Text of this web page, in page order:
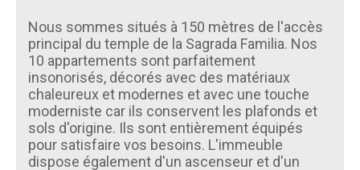
Nous sommes situés à 150 mètres de l'accès
principal du temple de la Sagrada Familia. Nos
10 appartements sont parfaitement
insonorisés, décorés avec des matériaux
chaleureux et modernes et avec une touche
moderniste car ils conservent les plafonds et
sols d'origine. Ils sont entièrement équipés
pour satisfaire vos besoins. L'immeuble
dispose également d'un ascenseur et d'un